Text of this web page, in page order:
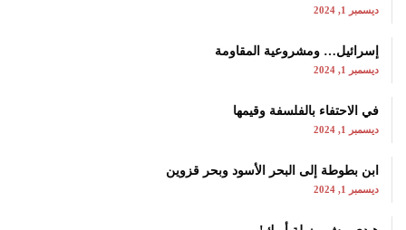
ديسمبر 1, 2024
إسرائيل… ومشروعية المقاومة
ديسمبر 1, 2024
في الاحتفاء بالفلسفة وقيمها
ديسمبر 1, 2024
ابن بطوطة إلى البحر الأسود وبحر قزوين
ديسمبر 1, 2024